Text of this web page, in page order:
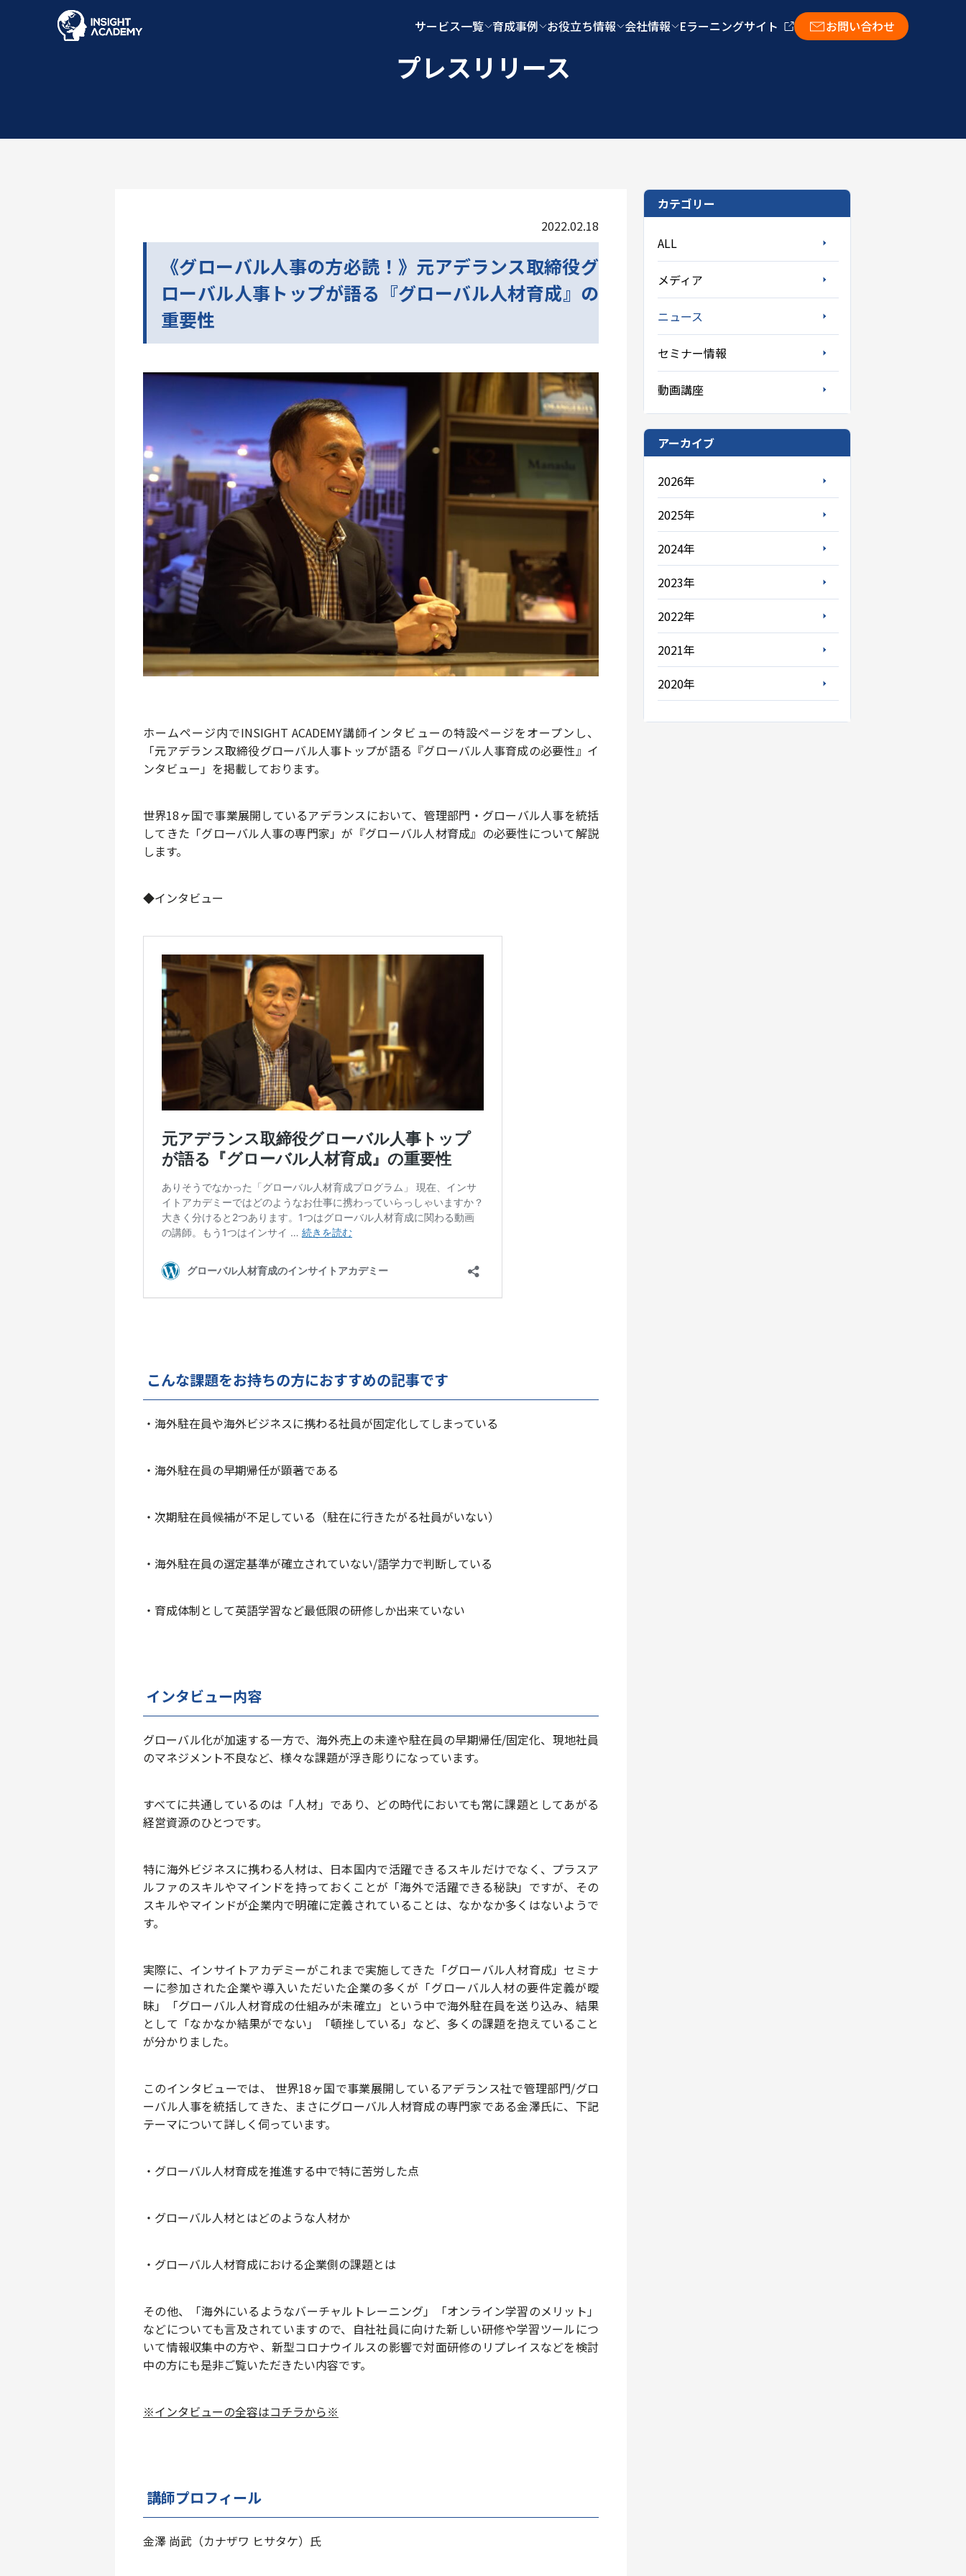
サービス一覧 育成事例 お役立ち情報 会社情報 Eラーニングサイト お問い合わせ
プレスリリース
2022.02.18
《グローバル人事の方必読！》元アデランス取締役グ
ローバル人事トップが語る『グローバル人材育成』の
重要性
ホームページ内でINSIGHT ACADEMY講師インタビューの特設ページをオープンし、
「元アデランス取締役グローバル人事トップが語る『グローバル人事育成の必要性』イ
ンタビュー」を掲載しております。
世界18ヶ国で事業展開しているアデランスにおいて、管理部門・グローバル人事を統括
してきた「グローバル人事の専門家」が『グローバル人材育成』の必要性について解説
します。
◆インタビュー
こんな課題をお持ちの方におすすめの記事です
・海外駐在員や海外ビジネスに携わる社員が固定化してしまっている
・海外駐在員の早期帰任が顕著である
・次期駐在員候補が不足している（駐在に行きたがる社員がいない）
・海外駐在員の選定基準が確立されていない/語学力で判断している
・育成体制として英語学習など最低限の研修しか出来ていない
インタビュー内容
グローバル化が加速する一方で、海外売上の未達や駐在員の早期帰任/固定化、現地社員
のマネジメント不良など、様々な課題が浮き彫りになっています。
すべてに共通しているのは「人材」であり、どの時代においても常に課題としてあがる
経営資源のひとつです。
特に海外ビジネスに携わる人材は、日本国内で活躍できるスキルだけでなく、プラスア
ルファのスキルやマインドを持っておくことが「海外で活躍できる秘訣」ですが、その
スキルやマインドが企業内で明確に定義されていることは、なかなか多くはないようで
す。
実際に、インサイトアカデミーがこれまで実施してきた「グローバル人材育成」セミナ
ーに参加された企業や導入いただいた企業の多くが「グローバル人材の要件定義が曖
昧」「グローバル人材育成の仕組みが未確立」という中で海外駐在員を送り込み、結果
として「なかなか結果がでない」「頓挫している」など、多くの課題を抱えていること
が分かりました。
このインタビューでは、 世界18ヶ国で事業展開しているアデランス社で管理部門/グロ
ーバル人事を統括してきた、まさにグローバル人材育成の専門家である金澤氏に、下記
テーマについて詳しく伺っています。
・グローバル人材育成を推進する中で特に苦労した点
・グローバル人材とはどのような人材か
・グローバル人材育成における企業側の課題とは
その他、「海外にいるようなバーチャルトレーニング」「オンライン学習のメリット」
などについても言及されていますので、自社社員に向けた新しい研修や学習ツールにつ
いて情報収集中の方や、新型コロナウイルスの影響で対面研修のリプレイスなどを検討
中の方にも是非ご覧いただきたい内容です。
※インタビューの全容はコチラから※
講師プロフィール
金澤 尚武（カナザワ ヒサタケ）氏
カテゴリー
ALL
メディア
ニュース
セミナー情報
動画講座
アーカイブ
2026年
2025年
2024年
2023年
2022年
2021年
2020年